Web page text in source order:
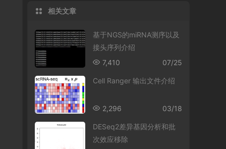
相关文章
基于NGS的miRNA测序以及
接头序列介绍
07/25
7,410
Cell Ranger 输出文件介绍
03/18
2,296
DESeq2差异基因分析和批
次效应移除